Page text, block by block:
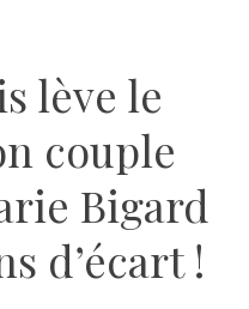
lève le
couple
Bigard
d’écart !